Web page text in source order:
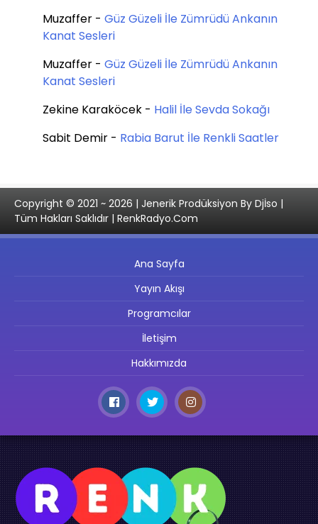
Muzaffer - Güz Güzeli İle Zümrüdü Ankanın
Kanat Sesleri
Muzaffer - Güz Güzeli İle Zümrüdü Ankanın
Kanat Sesleri
Zekine Karaköcek - Halil İle Sevda Sokağı
Sabit Demir - Rabia Barut İle Renkli Saatler
Copyright © 2021 ~ 2026 | Jenerik Prodüksiyon By Djİso |
Tüm Hakları Saklıdır | RenkRadyo.Com
Ana Sayfa
Yayın Akışı
Programcılar
İletişim
Hakkımızda